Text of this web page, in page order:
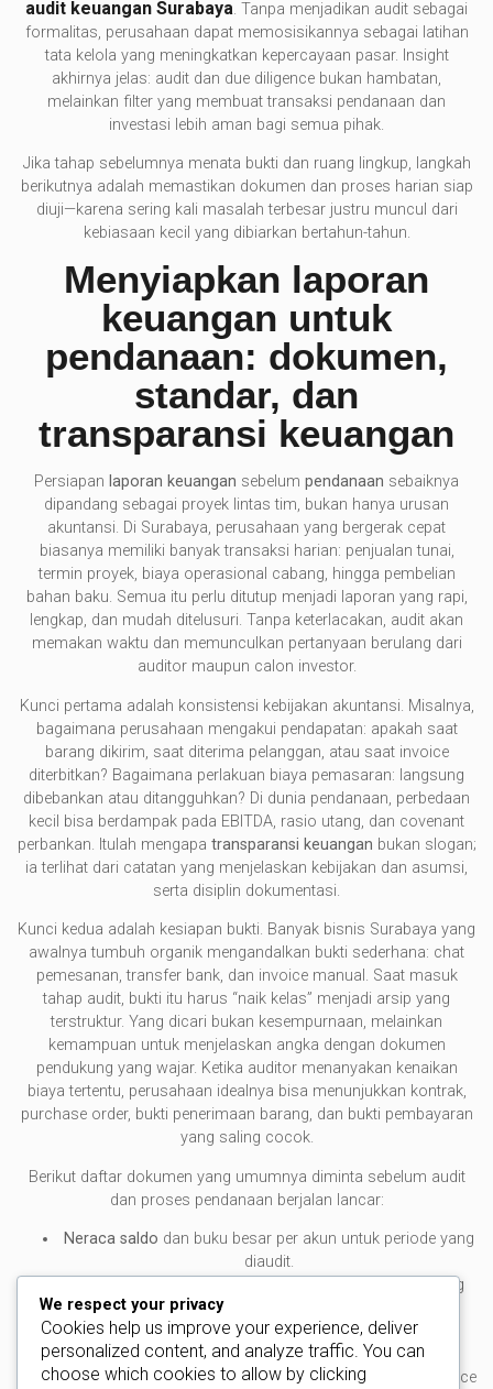
audit keuangan Surabaya. Tanpa menjadikan audit sebagai
formalitas, perusahaan dapat memosisikannya sebagai latihan
tata kelola yang meningkatkan kepercayaan pasar. Insight
akhirnya jelas: audit dan due diligence bukan hambatan,
melainkan filter yang membuat transaksi pendanaan dan
investasi lebih aman bagi semua pihak.
Jika tahap sebelumnya menata bukti dan ruang lingkup, langkah
berikutnya adalah memastikan dokumen dan proses harian siap
diuji—karena sering kali masalah terbesar justru muncul dari
kebiasaan kecil yang dibiarkan bertahun-tahun.
Menyiapkan laporan
keuangan untuk
pendanaan: dokumen,
standar, dan
transparansi keuangan
Persiapan laporan keuangan sebelum pendanaan sebaiknya
dipandang sebagai proyek lintas tim, bukan hanya urusan
akuntansi. Di Surabaya, perusahaan yang bergerak cepat
biasanya memiliki banyak transaksi harian: penjualan tunai,
termin proyek, biaya operasional cabang, hingga pembelian
bahan baku. Semua itu perlu ditutup menjadi laporan yang rapi,
lengkap, dan mudah ditelusuri. Tanpa keterlacakan, audit akan
memakan waktu dan memunculkan pertanyaan berulang dari
auditor maupun calon investor.
Kunci pertama adalah konsistensi kebijakan akuntansi. Misalnya,
bagaimana perusahaan mengakui pendapatan: apakah saat
barang dikirim, saat diterima pelanggan, atau saat invoice
diterbitkan? Bagaimana perlakuan biaya pemasaran: langsung
dibebankan atau ditangguhkan? Di dunia pendanaan, perbedaan
kecil bisa berdampak pada EBITDA, rasio utang, dan covenant
perbankan. Itulah mengapa transparansi keuangan bukan slogan;
ia terlihat dari catatan yang menjelaskan kebijakan dan asumsi,
serta disiplin dokumentasi.
Kunci kedua adalah kesiapan bukti. Banyak bisnis Surabaya yang
awalnya tumbuh organik mengandalkan bukti sederhana: chat
pemesanan, transfer bank, dan invoice manual. Saat masuk
tahap audit, bukti itu harus “naik kelas” menjadi arsip yang
terstruktur. Yang dicari bukan kesempurnaan, melainkan
kemampuan untuk menjelaskan angka dengan dokumen
pendukung yang wajar. Ketika auditor menanyakan kenaikan
biaya tertentu, perusahaan idealnya bisa menunjukkan kontrak,
purchase order, bukti penerimaan barang, dan bukti pembayaran
yang saling cocok.
Berikut daftar dokumen yang umumnya diminta sebelum audit
dan proses pendanaan berjalan lancar:
Neraca saldo dan buku besar per akun untuk periode yang
diaudit.
bulanan beserta mutasi rekening yang
Daftarpiutangdan umur piutang, termasuk kebijakan
pencadangan.
Daftarutang usaha, termin pembayaran, serta bukti invoice
We respect your privacy
Cookies help us improve your experience, deliver
personalized content, and analyze traffic. You can
choose which cookies to allow by clicking